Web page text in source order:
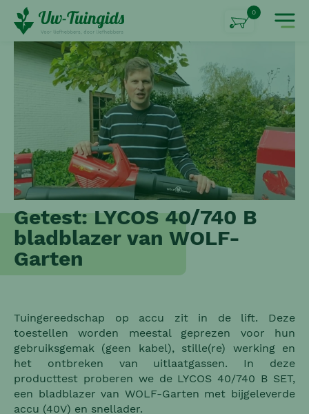
0
Getest: LYCOS 40/740 B
bladblazer van WOLF-
Garten
Tuingereedschap op accu zit in de lift. Deze
toestellen worden meestal geprezen voor hun
gebruiksgemak (geen kabel), stille(re) werking en
het ontbreken van uitlaatgassen. In deze
producttest proberen we de LYCOS 40/740 B SET,
een bladblazer van WOLF-Garten met bijgeleverde
accu (40V) en snellader.